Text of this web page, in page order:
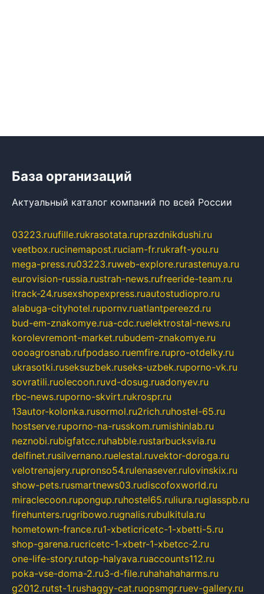
База организаций
Актуальный каталог компаний по всей России
03223.ruufille.rukrasotata.ruprazdnikdushi.ru
veetbox.rucinemapost.ruciam-fr.rukraft-you.ru
mega-press.ru03223.ruweb-explore.rurastenuya.ru
eurovision-russia.rustrah-news.rufreeride-team.ru
itrack-24.rusexshopexpress.ruautostudiopro.ru
alabuga-cityhotel.rupornv.ruatlantpereezd.ru
bud-em-znakomye.rua-cdc.ruelektrostal-news.ru
korolevremont-market.rubudem-znakomye.ru
oooagrosnab.rufpodaso.ruemfire.rupro-otdelky.ru
ukrasotki.ruseksuzbek.ruseks-uzbek.ruporno-vk.ru
sovratili.ruolecoon.ruvd-dosug.ruadonyev.ru
rbc-news.ruporno-skvirt.rukrospr.ru
13autor-kolonka.rusormol.ru2rich.ruhostel-65.ru
hostserve.ruporno-na-russkom.rumishinlab.ru
neznobi.rubigfatcc.ruhabble.rustarbucksvia.ru
delfinet.rusilvernano.ruelestal.ruvektor-doroga.ru
velotrenajery.rupronso54.rulenasever.rulovinskix.ru
show-pets.rusmartnews03.rudiscofoxworld.ru
miraclecoon.rupongup.ruhostel65.ruliura.ruglasspb.ru
firehunters.rugribowo.rugnalis.rubulkitula.ru
hometown-france.ru1-xbeticricetc-1-xbetti-5.ru
shop-garena.rucricetc-1-xbetr-1-xbetcc-2.ru
one-life-story.rutop-halyava.ruaccounts112.ru
poka-vse-doma-2.ru3-d-file.ruhahahaharms.ru
g2012.rutst-1.rushaggy-cat.ruopsmgr.ruev-gallery.ru